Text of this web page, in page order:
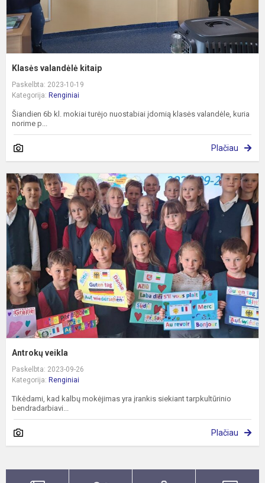
Klasės valandėlė kitaip
Paskelbta: 2023-10-19
Kategorija: Renginiai
Šiandien 6b kl. mokiai turėjo nuostabiai įdomią klasės valandėle, kuria
norime p...
Plačiau
Antrokų veikla
Paskelbta: 2023-09-26
Kategorija: Renginiai
Tikėdami, kad kalbų mokėjimas yra įrankis siekiant tarpkultūrinio
bendradarbiavi...
Plačiau